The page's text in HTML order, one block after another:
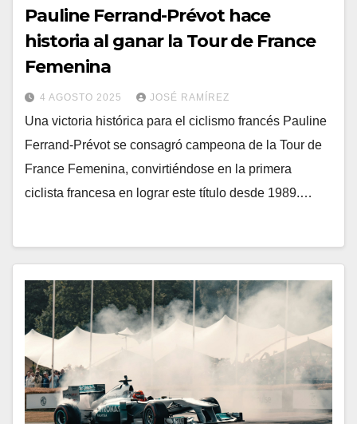
Pauline Ferrand-Prévot hace
historia al ganar la Tour de France
Femenina
4 AGOSTO 2025 JOSÉ RAMÍREZ
Una victoria histórica para el ciclismo francés Pauline
Ferrand-Prévot se consagró campeona de la Tour de
France Femenina, convirtiéndose en la primera
ciclista francesa en lograr este título desde 1989.…